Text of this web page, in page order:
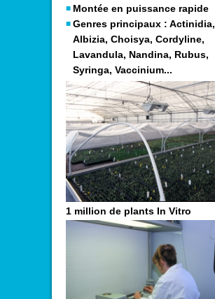
Montée en puissance rapide
Genres principaux : Actinidia,
Albizia, Choisya, Cordyline,
Lavandula, Nandina, Rubus,
Syringa, Vaccinium...
1 million de plants In Vitro